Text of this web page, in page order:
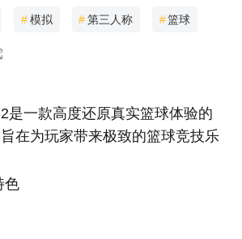
#模拟 #第三人称 #篮球
是一款高度还原真实篮球体验的
在为玩家带来极致的篮球竞技乐
色